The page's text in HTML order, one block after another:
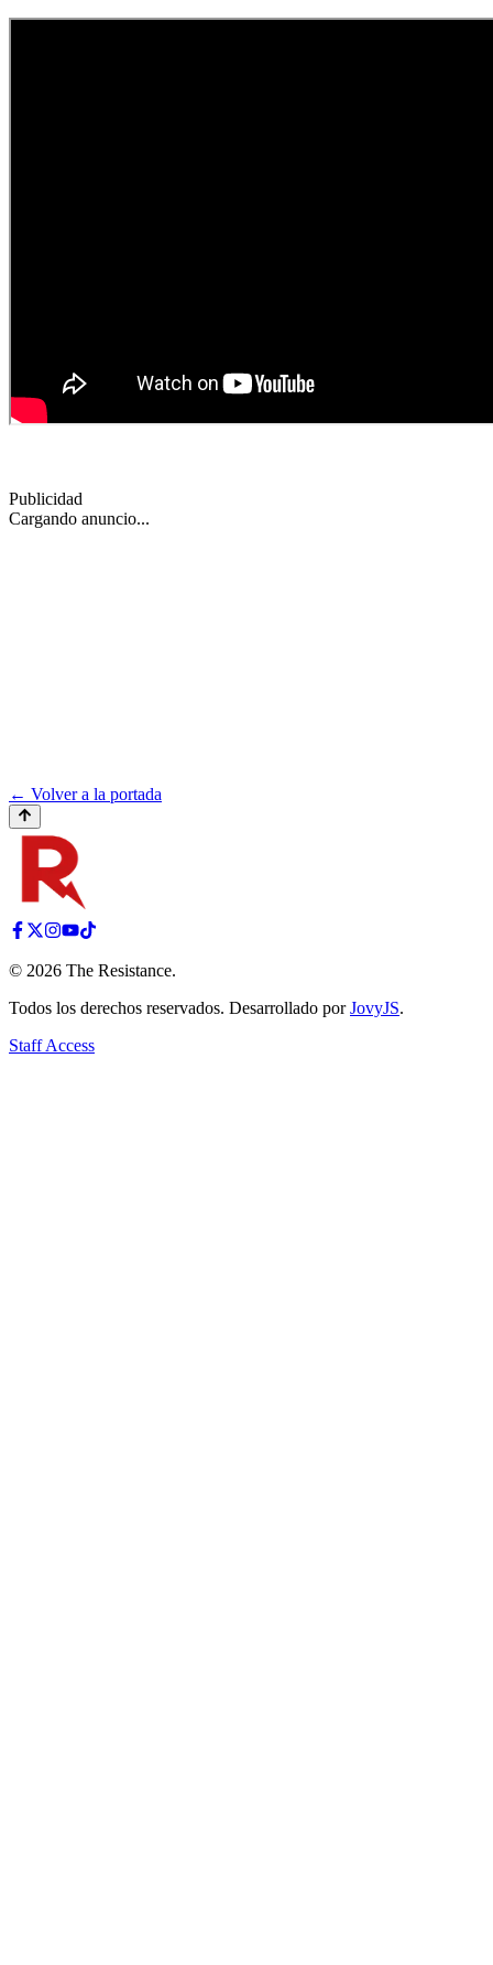
Publicidad
Cargando anuncio...
← Volver a la portada
© 2026 The Resistance.
Todos los derechos reservados. Desarrollado por JovyJS.
Staff Access